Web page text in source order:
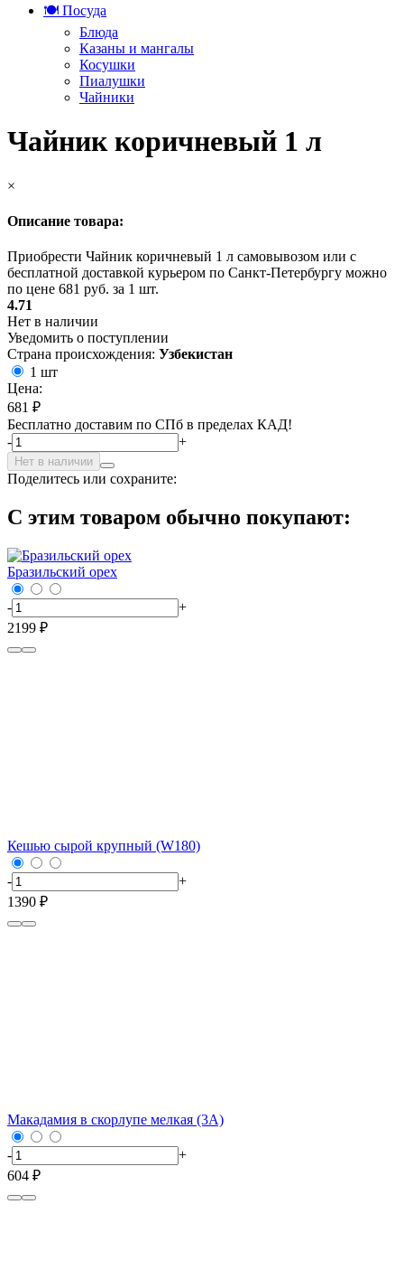
🍽️ Посуда
Блюда
Казаны и мангалы
Косушки
Пиалушки
Чайники
Чайник коричневый 1 л
×
Описание товара:
Приобрести Чайник коричневый 1 л самовывозом или с
бесплатной доставкой курьером по Санкт-Петербургу можно
по цене 681 руб. за 1 шт.
4.71
Нет в наличии
Уведомить о поступлении
Страна происхождения: Узбекистан
1 шт
Цена:
681 ₽
Бесплатно доставим по СПб в пределах КАД!
-
+
Нет в наличии
Поделитесь или сохраните:
С этим товаром обычно покупают:
Бразильский орех
-
+
2199 ₽
Кешью сырой крупный (W180)
-
+
1390 ₽
Макадамия в скорлупе мелкая (3А)
-
+
604 ₽